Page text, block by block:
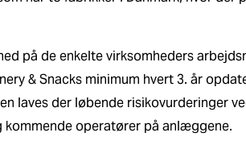
på de enkelte virksomheders
& Snacks minimum hvert 3. år
laves der løbende risikovurderinger
operatører på anlæggene.